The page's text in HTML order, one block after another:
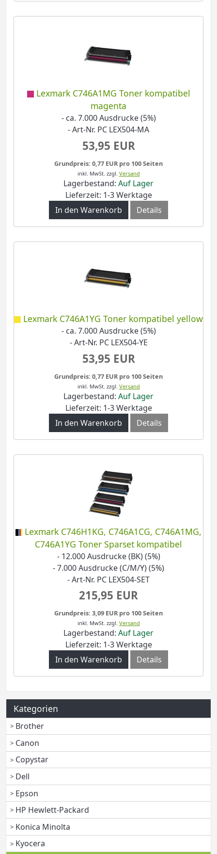
Lexmark C746A1MG Toner kompatibel
magenta
- ca. 7.000 Ausdrucke (5%)
- Art-Nr. PC LEX504-MA
53,95 EUR
Grundpreis: 0,77 EUR pro 100 Seiten
inkl. MwSt. zzgl. Versand
Lagerbestand: Auf Lager
Lieferzeit: 1-3 Werktage
In den Warenkorb
Details
Lexmark C746A1YG Toner kompatibel yellow
- ca. 7.000 Ausdrucke (5%)
- Art-Nr. PC LEX504-YE
53,95 EUR
Grundpreis: 0,77 EUR pro 100 Seiten
inkl. MwSt. zzgl. Versand
Lagerbestand: Auf Lager
Lieferzeit: 1-3 Werktage
In den Warenkorb
Details
Lexmark C746H1KG, C746A1CG, C746A1MG,
C746A1YG Toner Sparset kompatibel
- 12.000 Ausdrucke (BK) (5%)
- 7.000 Ausdrucke (C/M/Y) (5%)
- Art-Nr. PC LEX504-SET
215,95 EUR
Grundpreis: 3,09 EUR pro 100 Seiten
inkl. MwSt. zzgl. Versand
Lagerbestand: Auf Lager
Lieferzeit: 1-3 Werktage
In den Warenkorb
Details
Kategorien
Brother
Canon
Copystar
Dell
Epson
HP Hewlett-Packard
Konica Minolta
Kyocera